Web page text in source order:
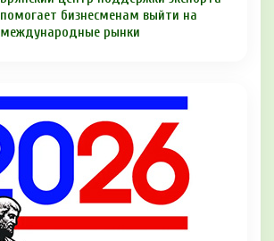
помогает бизнесменам выйти на
международные рынки